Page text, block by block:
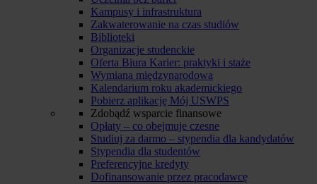
Kampusy i infrastruktura
Zakwaterowanie na czas studiów
Biblioteki
Organizacje studenckie
Oferta Biura Karier: praktyki i staże
Wymiana międzynarodowa
Kalendarium roku akademickiego
Pobierz aplikację Mój USWPS
Zdobądź wsparcie finansowe
Opłaty – co obejmuje czesne
Studiuj za darmo – stypendia dla kandydatów
Stypendia dla studentów
Preferencyjne kredyty
Dofinansowanie przez pracodawcę